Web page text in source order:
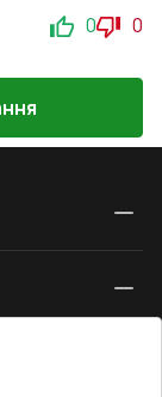
0 0